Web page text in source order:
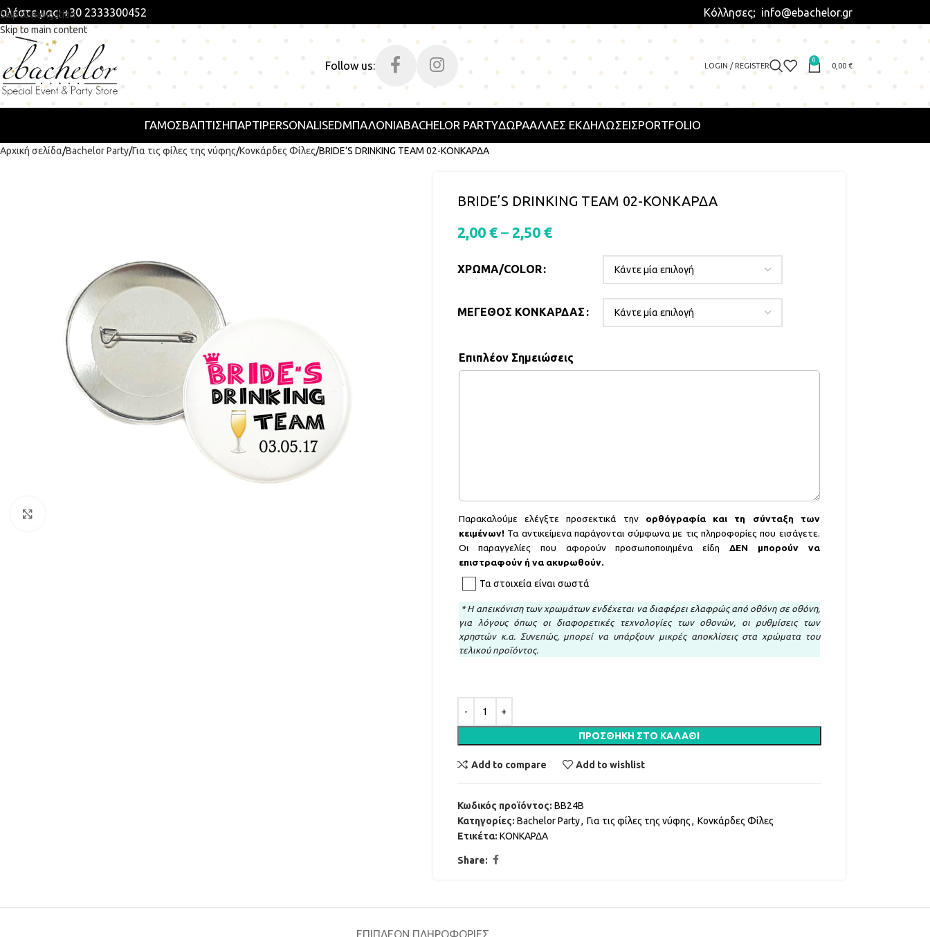
Skip to navigation
Skip to main content
μας: +30 2333300452 Κόλλησες; info@ebachelor.gr
Follow us: LOGIN / REGISTER
0
0,00 €
ΓΑΜΟΣΒΑΠΤΙΣΗΠΆΡΤΙPERSONALISEDΜΠΑΛΟΝΙΑBACHELOR PARTYΔΩΡΑΑΛΛΕΣ ΕΚΔΗΛΩΣΕΙΣPORTFOLIO
Αρχική σελίδα Bachelor Party Για τις φίλες της νύφης Κονκάρδες Φίλες BRIDE’S DRINKING TEAM 02-ΚΟΝΚΑΡΔΑ
BRIDE’S DRINKING TEAM 02-ΚΟΝΚΑΡΔΑ
2,00 € – 2,50 €
ΧΡΏΜΑ/COLOR
ΜΈΓΕΘΟΣ ΚΟΝΚΆΡΔΑΣ
Επιπλέον Σημειώσεις
Παρακαλούμε ελέγξτε προσεκτικά την ορθόγραφία και τη σύνταξη των
κειμένων! Τα αντικείμενα παράγονται σύμφωνα με τις πληροφορίες που εισάγετε.
Οι παραγγελίες που αφορούν προσωποποιημένα είδηΔΕΝ μπορούν να
επιστραφούν ή να ακυρωθούν.
Τα στοιχεία είναι σωστά
* H απεικόνιση των χρωμάτων ενδέχεται να διαφέρει ελαφρώς από οθόνη σε οθόνη,
για λόγους όπως οι διαφορετικές τεχνολογίες των οθονών, οι ρυθμίσεις των
χρηστών κ.α. Συνεπώς, μπορεί να υπάρξουν μικρές αποκλίσεις στα χρώματα του
τελικού προϊόντος.
ΠΡΟΣΘΉΚΗ ΣΤΟ ΚΑΛΆΘΙ
Add to compare Add to wishlist
Κωδικός προϊόντος: BB24B
Κατηγορίες: Bachelor Party, Για τις φίλες της νύφης, Κονκάρδες Φίλες
Ετικέτα: ΚΟΝΚΑΡΔΑ
Share:
ΕΠΙΠΛΈΟΝ ΠΛΗΡΟΦΟΡΊΕΣ